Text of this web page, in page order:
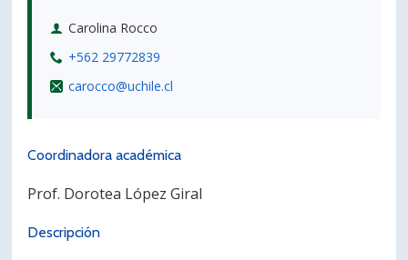
Carolina Rocco
+562 29772839
carocco@uchile.cl
Coordinadora académica
Prof. Dorotea López Giral
Descripción